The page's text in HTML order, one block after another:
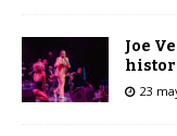
Joe
23